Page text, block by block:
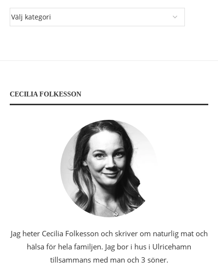
CECILIA FOLKESSON
Jag heter Cecilia Folkesson och skriver om naturlig mat och
hälsa för hela familjen. Jag bor i hus i Ulricehamn
tillsammans med man och 3 söner.